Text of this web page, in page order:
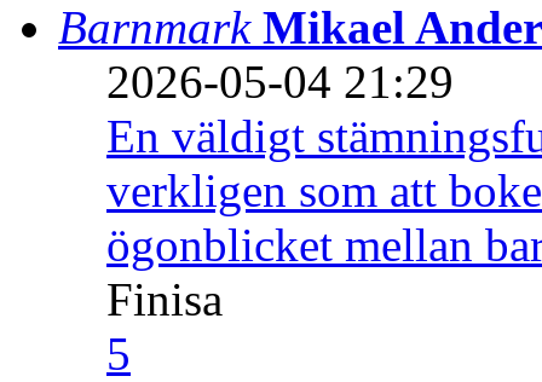
Barnmark Mikael
2026-05-04 21:29
En väldigt
verkligen som att
ögonblicket mellan
Finisa
5